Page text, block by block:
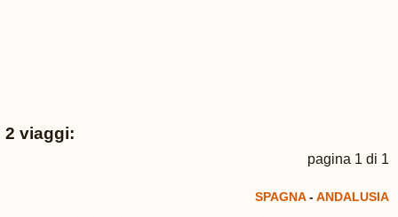
2 viaggi:
pagina 1 di 1
SPAGNA-ANDALUSIA